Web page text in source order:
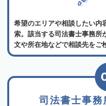
希望のエリアや相談したい内
索。該当する司法書士事務所
文や所在地などで相談先をご
司法書士事